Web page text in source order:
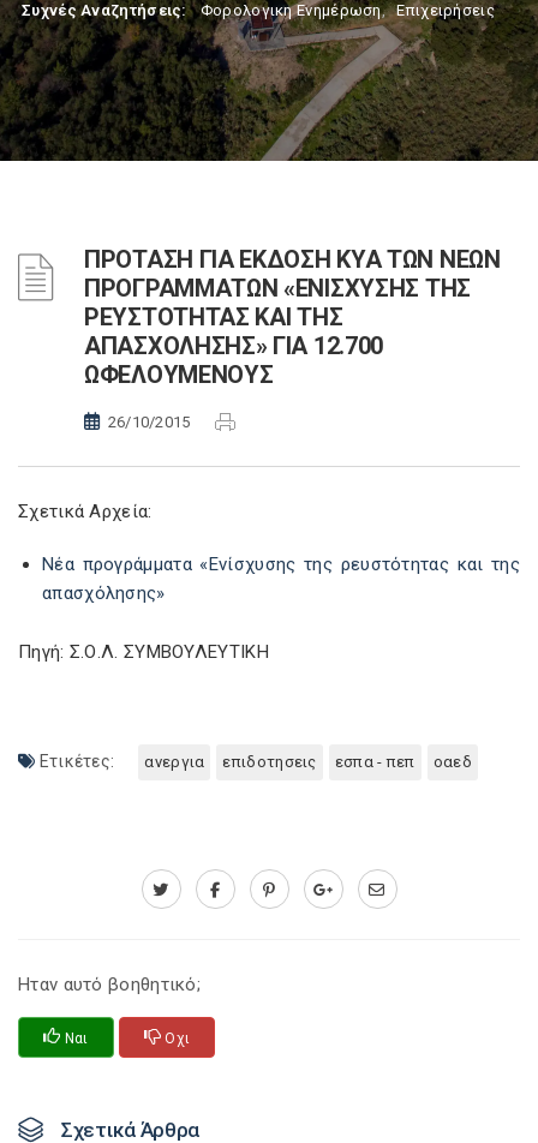
Συχνές Αναζητήσεις: Φορολογικη Ενημέρωση, Επιχειρήσεις
ΠΡΟΤΑΣΗ ΓΙΑ ΕΚΔΟΣΗ ΚΥΑ ΤΩΝ ΝΕΩΝ
ΠΡΟΓΡΑΜΜΑΤΩΝ «ΕΝΙΣΧΥΣΗΣ ΤΗΣ
ΡΕΥΣΤΟΤΗΤΑΣ ΚΑΙ ΤΗΣ
ΑΠΑΣΧΟΛΗΣΗΣ» ΓΙΑ 12.700
ΩΦΕΛΟΥΜΕΝΟΥΣ
26/10/2015
Σχετικά Αρχεία:
Νέα προγράμματα «Ενίσχυσης της ρευστότητας και της
απασχόλησης»
Πηγή: Σ.Ο.Λ. ΣΥΜΒΟΥΛΕΥΤΙΚΗ
Ετικέτες: ανεργια επιδοτησεις εσπα - πεπ οαεδ
Ηταν αυτό βοηθητικό;
Ναι Οχι
Σχετικά Άρθρα